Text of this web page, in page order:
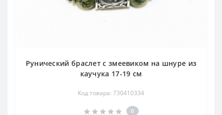
Рунический браслет с змеевиком на шнуре из
каучука 17-19 см
Код товара: 730410334
0